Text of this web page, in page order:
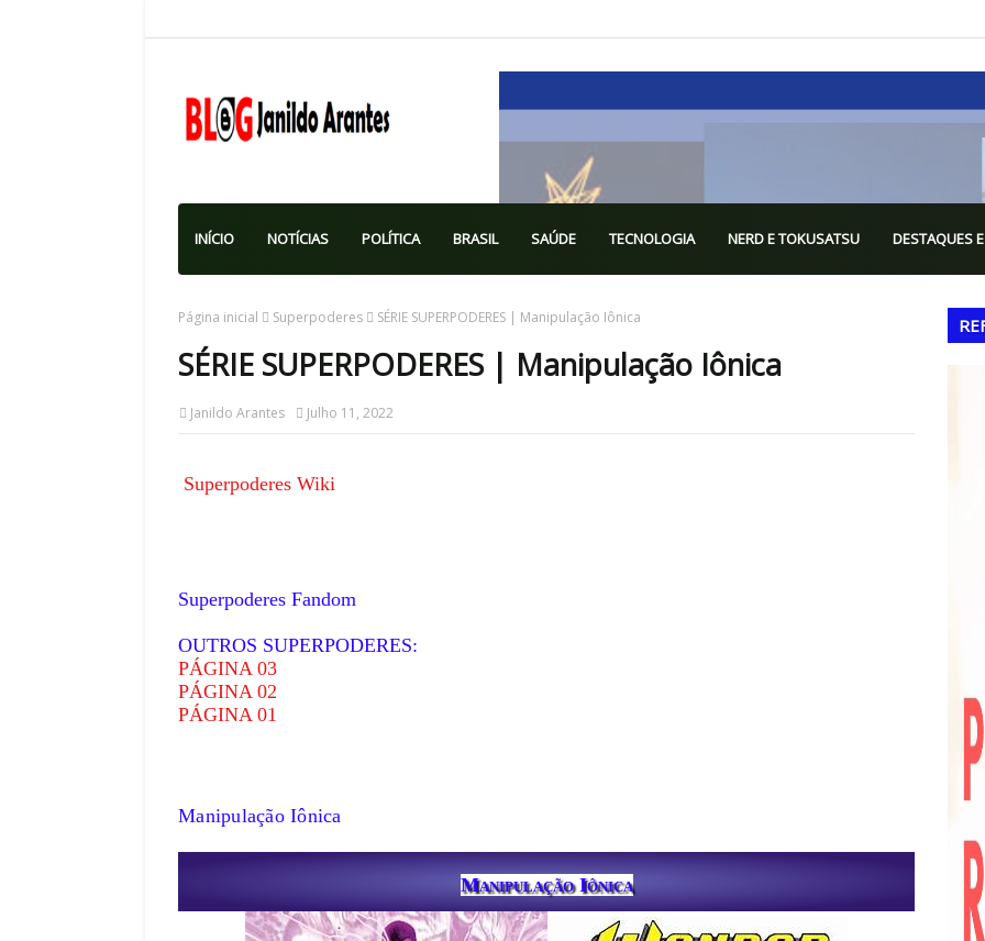
INÍCIO NOTÍCIAS POLÍTICA BRASIL SAÚDE TECNOLOGIA NERD E TOKUSATSU DESTAQUES
Página inicial Superpoderes SÉRIE SUPERPODERES | Manipulação Iônica
SÉRIE SUPERPODERES | Manipulação Iônica
Janildo Arantes Julho 11, 2022
Superpoderes Wiki
Superpoderes Fandom
OUTROS SUPERPODERES:
PÁGINA 03
PÁGINA 02
PÁGINA 01
Manipulação Iônica
Manipulação Iônica